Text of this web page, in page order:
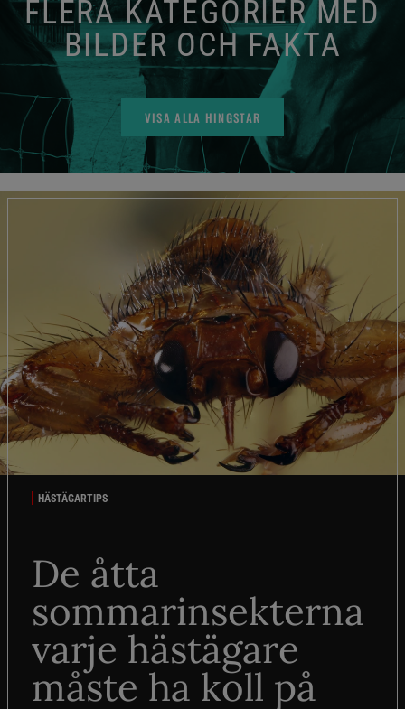
FLERA KATEGORIER MED
BILDER OCH FAKTA
VISA ALLA HINGSTAR
HÄSTÄGARTIPS
De åtta
sommarinsekterna
varje hästägare
måste ha koll på